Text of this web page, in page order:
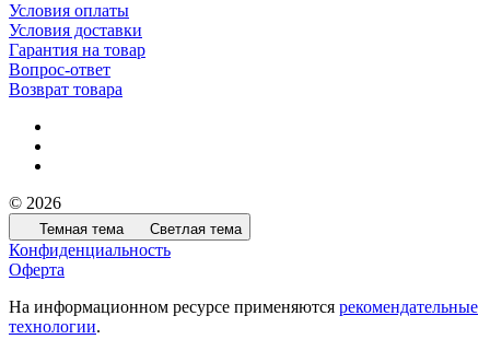
Условия оплаты
Условия доставки
Гарантия на товар
Вопрос-ответ
Возврат товара
© 2026
Темная тема Светлая тема
Конфиденциальность
Оферта
На информационном ресурсе применяются рекомендательные
технологии.